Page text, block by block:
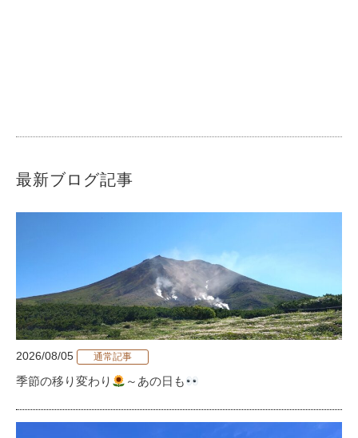
最新ブログ記事
2026/08/05 通常記事
季節の移り変わり ～あの日も